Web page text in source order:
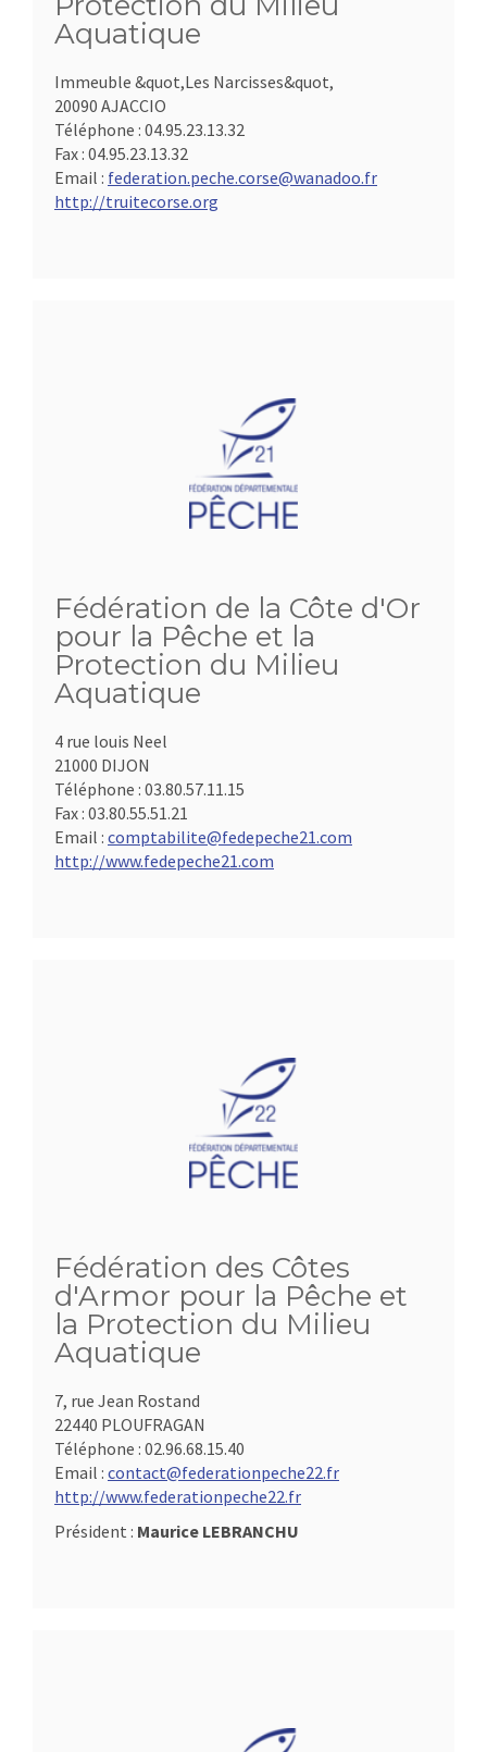
Aquatique
Immeuble &quot,Les Narcisses&quot,
20090 AJACCIO
Téléphone : 04.95.23.13.32
Fax : 04.95.23.13.32
Email : federation.peche.corse@wanadoo.fr
http://truitecorse.org
Fédération de la Côte d'Or
pour la Pêche et la
Protection du Milieu
Aquatique
4 rue louis Neel
21000 DIJON
Téléphone : 03.80.57.11.15
Fax : 03.80.55.51.21
Email : comptabilite@fedepeche21.com
http://www.fedepeche21.com
Fédération des Côtes
d'Armor pour la Pêche et
la Protection du Milieu
Aquatique
7, rue Jean Rostand
22440 PLOUFRAGAN
Téléphone : 02.96.68.15.40
Email : contact@federationpeche22.fr
http://www.federationpeche22.fr
Président : Maurice LEBRANCHU